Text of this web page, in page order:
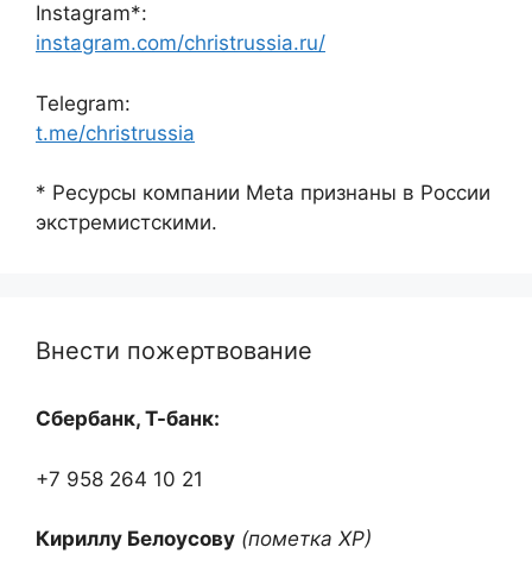
Instagram*:
instagram.com/christrussia.ru/
Telegram:
t.me/christrussia
* Ресурсы компании Meta признаны в России
экстремистскими.
Внести пожертвование
Сбербанк, Т-банк:
+7 958 264 10 21
Кириллу Белоусову (пометка ХР)